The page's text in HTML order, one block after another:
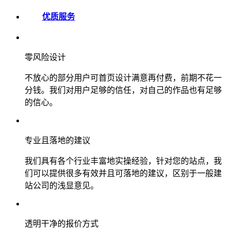
优质服务
零风险设计
不放心的部分用户可首页设计满意再付费，前期不花一
分钱。我们对用户足够的信任，对自己的作品也有足够
的信心。
专业且落地的建议
我们具有各个行业丰富地实操经验，针对您的站点，我
们可以提供很多有效并且可落地的建议，区别于一般建
站公司的浅显意见。
透明干净的报价方式